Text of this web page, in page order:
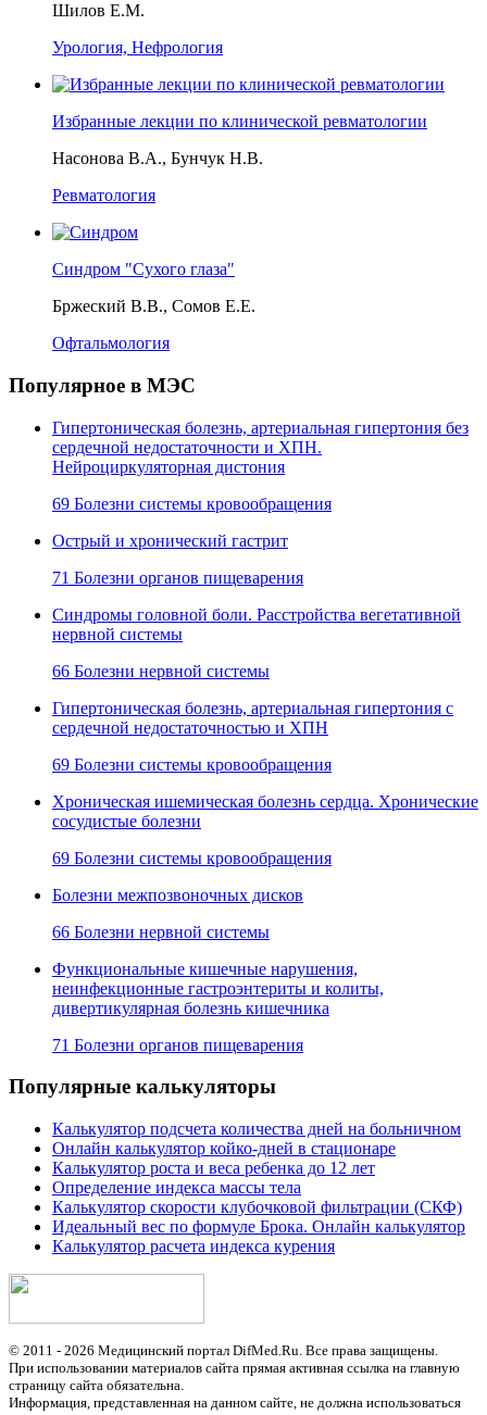
Шилов Е.М.
Урология, Нефрология
Избранные лекции по клинической ревматологии
Насонова В.А., Бунчук Н.В.
Ревматология
Синдром "Сухого глаза"
Бржеский В.В., Сомов Е.Е.
Офтальмология
Популярное в МЭС
Гипертоническая болезнь, артериальная гипертония без
сердечной недостаточности и ХПН.
Нейроциркуляторная дистония
69 Болезни системы кровообращения
Острый и хронический гастрит
71 Болезни органов пищеварения
Синдромы головной боли. Расстройства вегетативной
нервной системы
66 Болезни нервной системы
Гипертоническая болезнь, артериальная гипертония с
сердечной недостаточностью и ХПН
69 Болезни системы кровообращения
Хроническая ишемическая болезнь сердца. Хронические
сосудистые болезни
69 Болезни системы кровообращения
Болезни межпозвоночных дисков
66 Болезни нервной системы
Функциональные кишечные нарушения,
неинфекционные гастроэнтериты и колиты,
дивертикулярная болезнь кишечника
71 Болезни органов пищеварения
Популярные калькуляторы
Калькулятор подсчета количества дней на больничном
Онлайн калькулятор койко-дней в стационаре
Калькулятор роста и веса ребенка до 12 лет
Определение индекса массы тела
Калькулятор скорости клубочковой фильтрации (СКФ)
Идеальный вес по формуле Брока. Онлайн калькулятор
Калькулятор расчета индекса курения
© 2011 - 2026 Медицинский портал DifMed.Ru. Все права защищены.
При использовании материалов сайта прямая активная ссылка на главную
страницу сайта обязательна.
Информация, представленная на данном сайте, не должна использоваться